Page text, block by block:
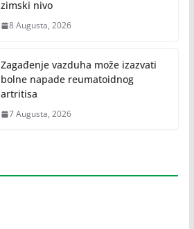
zimski nivo
8 Augusta, 2026
Zagađenje vazduha može izazvati
bolne napade reumatoidnog
artritisa
7 Augusta, 2026